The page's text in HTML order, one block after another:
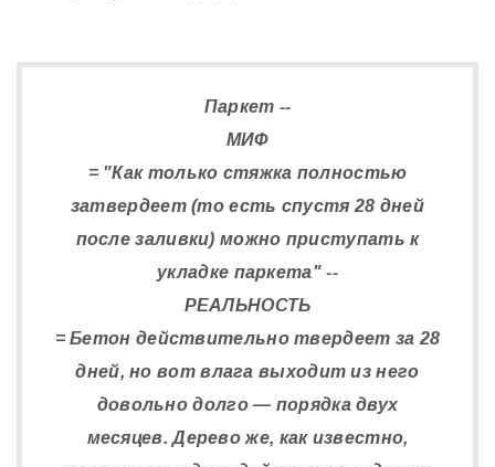
Паркет --
МИФ
= "Как только стяжка полностью
затвердеет (то есть спустя 28 дней
после заливки) можно приступать к
укладке паркета" --
РЕАЛЬНОСТЬ
= Бетон действительно твердеет за 28
дней, но вот влага выходит из него
довольно долго — порядка двух
месяцев. Дерево же, как известно,